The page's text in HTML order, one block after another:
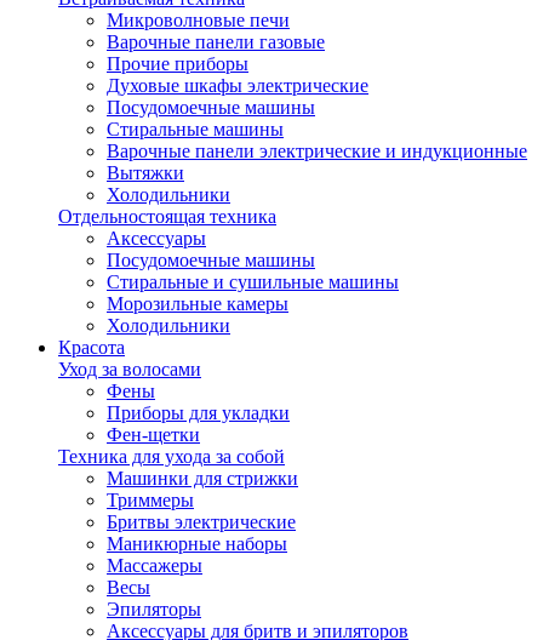
Микроволновые печи
Варочные панели газовые
Прочие приборы
Духовые шкафы электрические
Посудомоечные машины
Стиральные машины
Варочные панели электрические и индукционные
Вытяжки
Холодильники
Отдельностоящая техника
Аксессуары
Посудомоечные машины
Стиральные и сушильные машины
Морозильные камеры
Холодильники
Красота
Уход за волосами
Фены
Приборы для укладки
Фен-щетки
Техника для ухода за собой
Машинки для стрижки
Триммеры
Бритвы электрические
Маникюрные наборы
Массажеры
Весы
Эпиляторы
Аксессуары для бритв и эпиляторов